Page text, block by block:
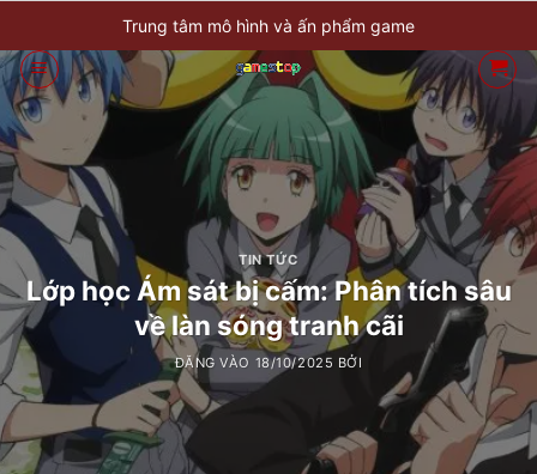
qua
nội
dung
Trung tâm mô hình và ấn phẩm game
TIN TỨC
Lớp học Ám sát bị cấm: Phân tích sâu
về làn sóng tranh cãi
ĐĂNG VÀO 18/10/2025 BỞI